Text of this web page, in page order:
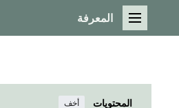
القائمة الرئيسية
المعرفة
المحتويات أخف